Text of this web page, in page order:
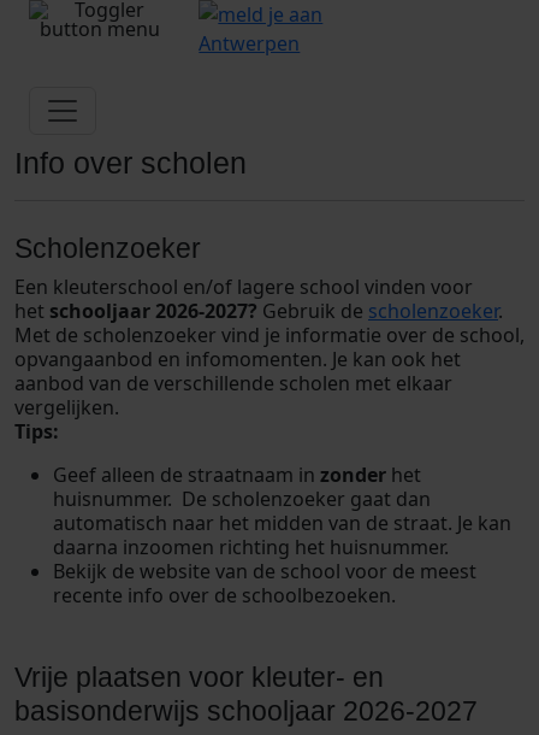
Info over scholen
Scholenzoeker
Een kleuterschool en/of lagere school vinden voor
het schooljaar 2026-2027? Gebruik de scholenzoeker.
Met de scholenzoeker vind je informatie over de school,
opvangaanbod en infomomenten. Je kan ook het
aanbod van de verschillende scholen met elkaar
vergelijken.
Tips:
Geef alleen de straatnaam in zonder het
huisnummer. De scholenzoeker gaat dan
automatisch naar het midden van de straat. Je kan
daarna inzoomen richting het huisnummer.
Bekijk de website van de school voor de meest
recente info over de schoolbezoeken.
Vrije plaatsen voor kleuter- en
basisonderwijs schooljaar 2026-2027